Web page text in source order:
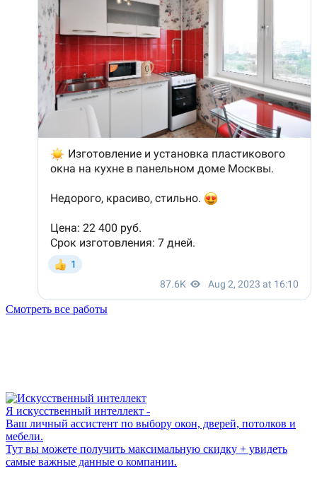
Смотреть все работы
Я искусственный интеллект -
Ваш личный ассистент по выбору окон, дверей, потолков и
мебели.
Тут вы можете получить максимальную скидку + увидеть
самые важные данные о компании.